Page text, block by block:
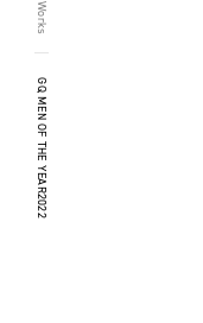
Works
GQ MEN OF THE YEAR2022